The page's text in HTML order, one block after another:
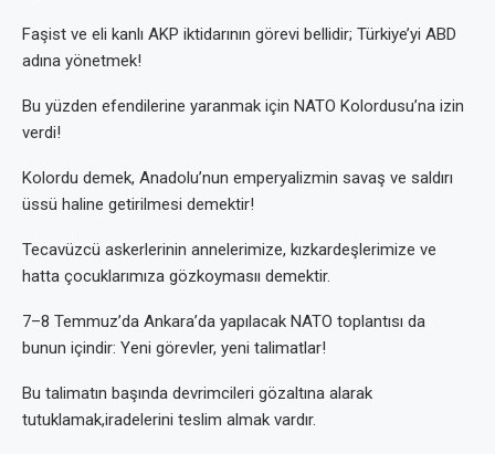
Faşist ve eli kanlı AKP iktidarının görevi bellidir; Türkiye’yi ABD
adına yönetmek!
Bu yüzden efendilerine yaranmak için NATO Kolordusu’na izin
verdi!
Kolordu demek, Anadolu’nun emperyalizmin savaş ve saldırı
üssü haline getirilmesi demektir!
Tecavüzcü askerlerinin annelerimize, kızkardeşlerimize ve
hatta çocuklarımıza gözkoymasıı demektir.
7–8 Temmuz’da Ankara’da yapılacak NATO toplantısı da
bunun içindir: Yeni görevler, yeni talimatlar!
Bu talimatın başında devrimcileri gözaltına alarak
tutuklamak,iradelerini teslim almak vardır.